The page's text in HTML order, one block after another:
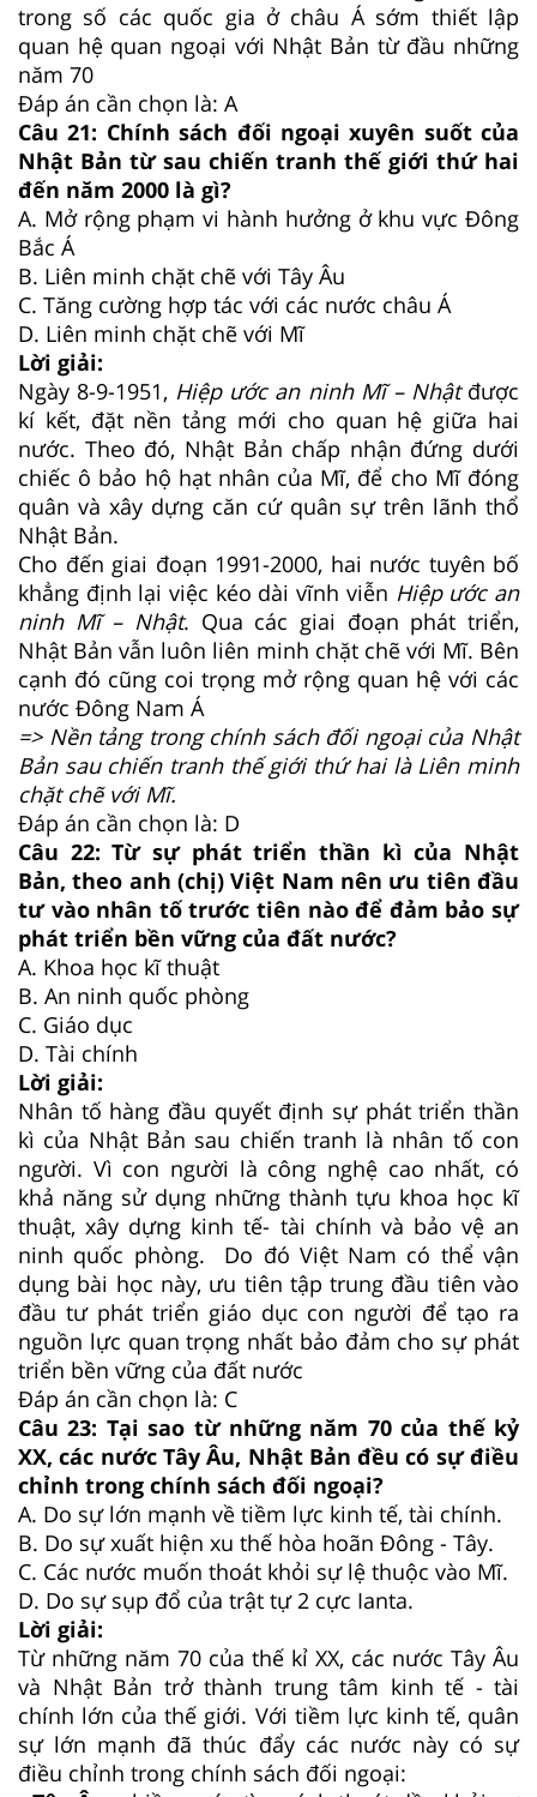
trong số các quốc gia ở châu Á sớm thiết lập
quan hệ quan ngoại với Nhật Bản từ đầu những
năm 70
Đáp án cần chọn là: A
Câu 21: Chính sách đối ngoại xuyên suốt của
Nhật Bản từ sau chiến tranh thế giới thứ hai
đến năm 2000 là gì?
A. Mở rộng phạm vi hành hưởng ở khu vực Đông
Bắc Á
B. Liên minh chặt chẽ với Tây Âu
C. Tăng cường hợp tác với các nước châu Á
D. Liên minh chặt chẽ với Mĩ
Lời giải:
Ngày 8-9-1951, Hiệp ước an ninh Mĩ – Nhậtđược
kí kết, đặt nền tảng mới cho quan hệ giữa hai
nước. Theo đó, Nhật Bản chấp nhận đứng dưới
chiếc ô bảo hộ hạt nhân của Mĩ, để cho Mĩ đóng
quân và xây dựng căn cứ quân sự trên lãnh thổ
Nhật Bản.
Cho đến giai đoạn 1991-2000, hai nước tuyên bố
khẳng định lại việc kéo dài vĩnh viễn Hiệp ước an
ninh Mĩ – Nhật. Qua các giai đoạn phát triển,
Nhật Bản vẫn luôn liên minh chặt chẽ với Mĩ. Bên
cạnh đó cũng coi trọng mở rộng quan hệ với các
nước Đông Nam Á
=> Nền tảng trong chính sách đối ngoại của Nhật
Bản sau chiến tranh thế giới thứ hai là Liên minh
chặt chẽ với Mĩ.
Đáp án cần chọn là: D
Câu 22: Từ sự phát triển thần kì của Nhật
Bản, theo anh (chị) Việt Nam nên ưu tiên đầu
tư vào nhân tố trước tiên nào để đảm bảo sự
phát triển bền vững của đất nước?
A. Khoa học kĩ thuật
B. An ninh quốc phòng
C. Giáo dục
D. Tài chính
Lời giải:
Nhân tố hàng đầu quyết định sự phát triển thần
kì của Nhật Bản sau chiến tranh là nhân tố con
người. Vì con người là công nghệ cao nhất, có
khả năng sử dụng những thành tựu khoa học kĩ
thuật, xây dựng kinh tế- tài chính và bảo vệ an
ninh quốc phòng. Do đó Việt Nam có thể vận
dụng bài học này, ưu tiên tập trung đầu tiên vào
đầu tư phát triển giáo dục con người để tạo ra
nguồn lực quan trọng nhất bảo đảm cho sự phát
triển bền vững của đất nước
Đáp án cần chọn là: C
Câu 23: Tại sao từ những năm 70 của thế kỷ
XX, các nước Tây Âu, Nhật Bản đều có sự điều
chỉnh trong chính sách đối ngoại?
A. Do sự lớn mạnh về tiềm lực kinh tế, tài chính.
B. Do sự xuất hiện xu thế hòa hoãn Đông - Tây.
C. Các nước muốn thoát khỏi sự lệ thuộc vào Mĩ.
D. Do sự sụp đổ của trật tự 2 cực Ianta.
Lời giải:
Từ những năm 70 của thế kỉ XX, các nước Tây Âu
và Nhật Bản trở thành trung tâm kinh tế - tài
chính lớn của thế giới. Với tiềm lực kinh tế, quân
sự lớn mạnh đã thúc đẩy các nước này có sự
điều chỉnh trong chính sách đối ngoại: